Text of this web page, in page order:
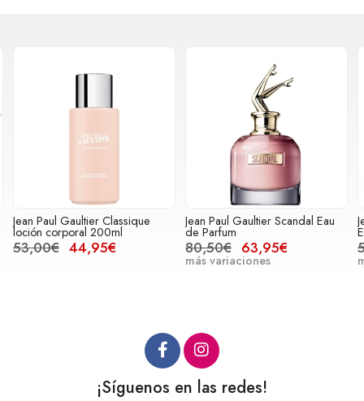
Classique Jean Paul Gaultier Scandal Eau
de Parfum
80,50€ 63,95€
Jean Paul Gaultier
57,75€
más variaciones
¡Síguenos en las redes!